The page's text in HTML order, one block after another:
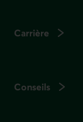
Carrière
Conseils